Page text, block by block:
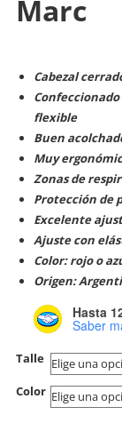
Marc
Cabezal
flexible
Buen
Muy
Zonas de
Protección de
Excelente
Ajuste con
Color: rojo o
Origen:
Hasta
Saber
Talle
Color